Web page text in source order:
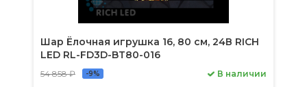
Шар Ёлочная игрушка 16, 80 см, 24В RICH
LED RL-FD3D-BT80-016
54 858 ₽ -9% В наличии